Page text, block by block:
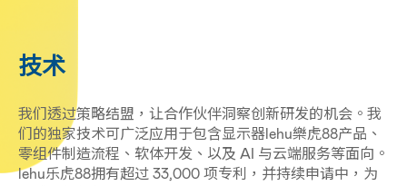
技术
我们透过策略结盟，让合作伙伴洞察创新研发的机会。我
们的独家技术可广泛应用于包含显示器lehu樂虎88产品、
零组件制造流程、软体开发、以及 AI 与云端服务等面向。
lehu乐虎88拥有超过 33,000 项专利，并持续申请中，为